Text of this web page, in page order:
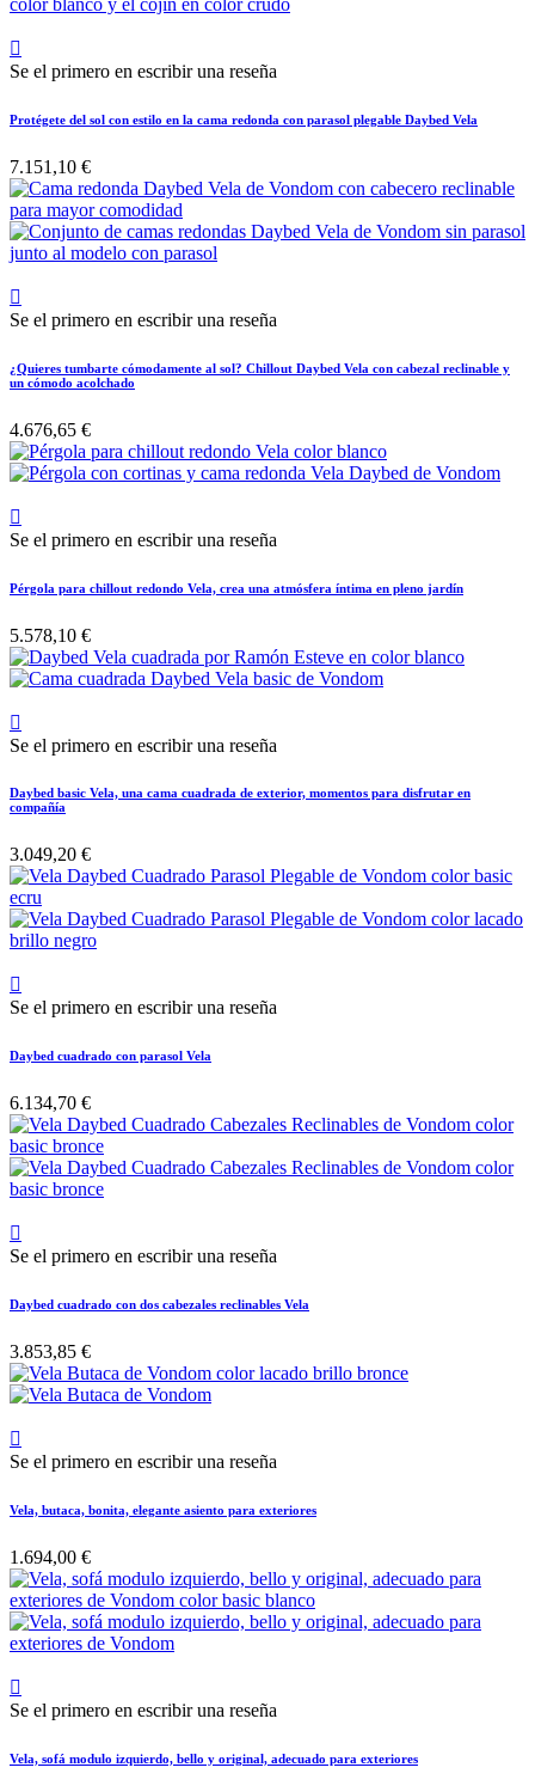

Se el primero en escribir una reseña
Protégete del sol con estilo en la cama redonda con parasol plegable Daybed Vela
7.151,10 €

Se el primero en escribir una reseña
¿Quieres tumbarte cómodamente al sol? Chillout Daybed Vela con cabezal reclinable y
un cómodo acolchado
4.676,65 €

Se el primero en escribir una reseña
Pérgola para chillout redondo Vela, crea una atmósfera íntima en pleno jardín
5.578,10 €

Se el primero en escribir una reseña
Daybed basic Vela, una cama cuadrada de exterior, momentos para disfrutar en
compañía
3.049,20 €

Se el primero en escribir una reseña
Daybed cuadrado con parasol Vela
6.134,70 €

Se el primero en escribir una reseña
Daybed cuadrado con dos cabezales reclinables Vela
3.853,85 €

Se el primero en escribir una reseña
Vela, butaca, bonita, elegante asiento para exteriores
1.694,00 €

Se el primero en escribir una reseña
Vela, sofá modulo izquierdo, bello y original, adecuado para exteriores